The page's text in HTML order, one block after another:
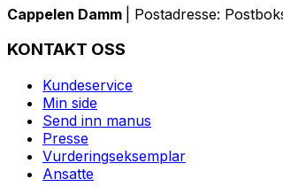
Cappelen Damm | Postadresse:
KONTAKT OSS
Kundeservice
Min side
Send inn manus
Presse
Vurderingseksemplar
Ansatte